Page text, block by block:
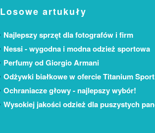
Losowe artukuły
Najlepszy sprzęt dla fotografów i firm
Nessi - wygodna i modna odzież sportowa
Perfumy od Giorgio Armani
Odżywki białkowe w ofercie Titanium Sport
Ochraniacze głowy - najlepszy wybór!
Wysokiej jakości odzież dla puszystych